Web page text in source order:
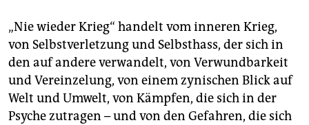
„Nie wieder Krieg“ handelt vom inneren Krieg,
von Selbstverletzung und Selbsthass, der sich in
den auf andere verwandelt, von Verwundbarkeit
und Vereinzelung, von einem zynischen Blick auf
Welt und Umwelt, von Kämpfen, die sich in der
Psyche zutragen – und von den Gefahren, die sich